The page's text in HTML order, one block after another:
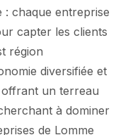
: chaque entreprise
capter les clients
région
diversifiée et
un terreau
à dominer
de Lomme